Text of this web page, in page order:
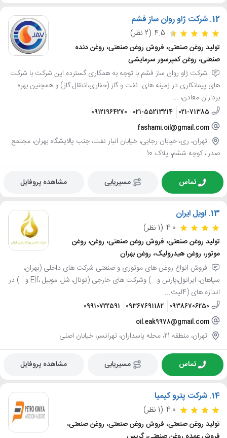
12. شرکت ژاو روان ساز فشم
4.5 (2 نظر)
تولید روغن صنعتی، فروش روغن صنعتی، روغن دنده
صنعتی، روغن کمپرسور سرمایشی
شرکت ژاو روان ساز فشم با توجه به همکاری گسترده این شرکت با شرکت
های پیمانکاری در زمینه های نفت و گاز (حفاری،انتقال گاز) و همچنین بهره
برداران معادن، ...
021-71385
021-55213214
09121964270
fashami.oil@gmail.com
تهران، ری، خیابان رجایی، خیابان انبار نفت، جنب پالایشگاه بهران، مجتمع
صدرا، کوچه ششم، پلاک 10
تماس مسیریابی مشاهده پروفایل
13. اویل ایران
4.0 (1 نظر)
تولید روغن صنعتی، فروش روغن صنعتی، روغن، روغن
موتور، روغن هیدرولیک، روغن بهران
فروش انواع روغن های موتوری و صنعتی شرکت های داخلی (بهران،
سپاهان، ایرانول،پارس و...) وشرکت های خارجی (توتال، شل، موبیل ،Elf و...) در
اندازه های (4لیت...
09386706250
09367691182
09910722591
oil.eak9978@gmail.com
تهران، منطقه 21، محله پاسداران، تهرانسر، خیابان اصلی
تماس مسیریابی مشاهده پروفایل
14. شرکت پترو کیمیا
4.0 (1 نظر)
تولید روغن صنعتی، فروش روغن صنعتی، روغن صنعتی،